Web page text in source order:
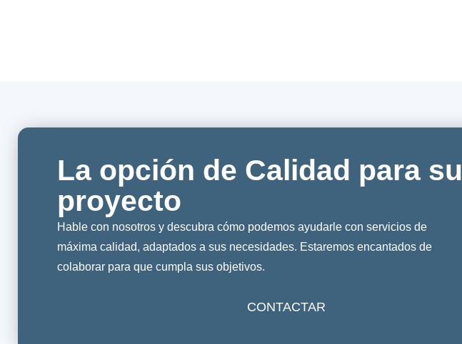
La opción de Calidad para su
proyecto
Hable con nosotros y descubra cómo podemos ayudarle con servicios de
máxima calidad, adaptados a sus necesidades. Estaremos encantados de
colaborar para que cumpla sus objetivos.
CONTACTAR